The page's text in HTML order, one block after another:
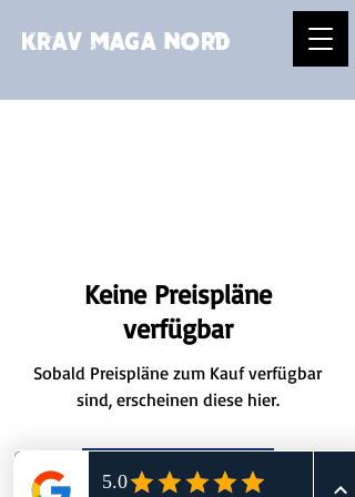
Krav Maga Nord
Keine Preispläne
verfügbar
Sobald Preispläne zum Kauf verfügbar
sind, erscheinen diese hier.
Zurück zur Startseite